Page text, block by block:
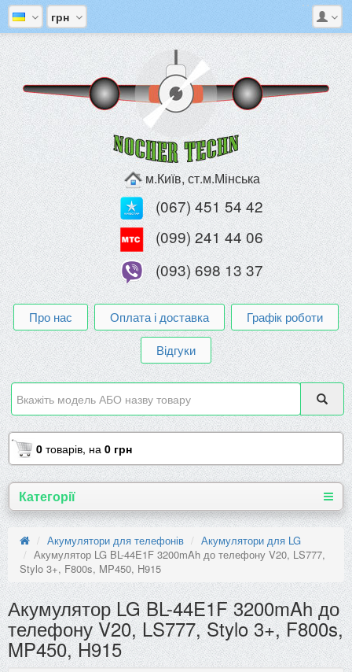
грн
м.Київ, ст.м.Мінська
(067) 451 54 42
(099) 241 44 06
(093) 698 13 37
Про нас Оплата і доставка
Графік роботи
Відгуки
0 товарів, на 0 грн
Категорії
Акумулятори для телефонів
Акумулятори для LG
Акумулятор LG BL-44E1F 3200mAh до телефону V20, LS777,
Stylo 3+, F800s, MP450, H915
Акумулятор LG BL-44E1F 3200mAh до
телефону V20, LS777, Stylo 3+, F800s,
MP450, H915